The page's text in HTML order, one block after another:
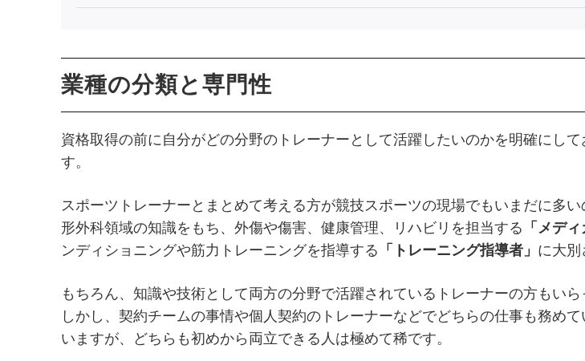
業種の分類と専門性
資格取得の前に自分がどの分野のトレーナーとして活躍したいのかを明確にして
す。
スポーツトレーナーとまとめて考える方が競技スポーツの現場でもいまだに多
形外科領域の知識をもち、外傷や傷害、健康管理、リハビリを担当する 「メデ
ンディショニングや筋力トレーニングを指導する 「トレーニング指導者」 に大別
もちろん、知識や技術として両方の分野で活躍されているトレーナーの方もいら
しかし、契約チームの事情や個人契約のトレーナーなどでどちらの仕事も務め
いますが、どちらも初めから両立できる人は極めて稀です。